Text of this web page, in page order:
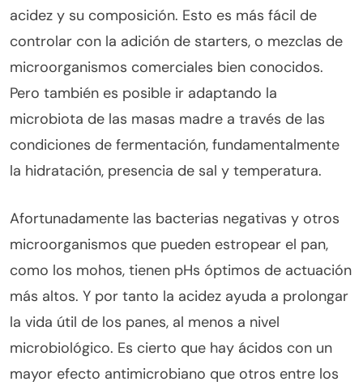
acidez y su composición. Esto es más fácil de
controlar con la adición de starters, o mezclas de
microorganismos comerciales bien conocidos.
Pero también es posible ir adaptando la
microbiota de las masas madre a través de las
condiciones de fermentación, fundamentalmente
la hidratación, presencia de sal y temperatura.
Afortunadamente las bacterias negativas y otros
microorganismos que pueden estropear el pan,
como los mohos, tienen pHs óptimos de actuación
más altos. Y por tanto la acidez ayuda a prolongar
la vida útil de los panes, al menos a nivel
microbiológico. Es cierto que hay ácidos con un
mayor efecto antimicrobiano que otros entre los